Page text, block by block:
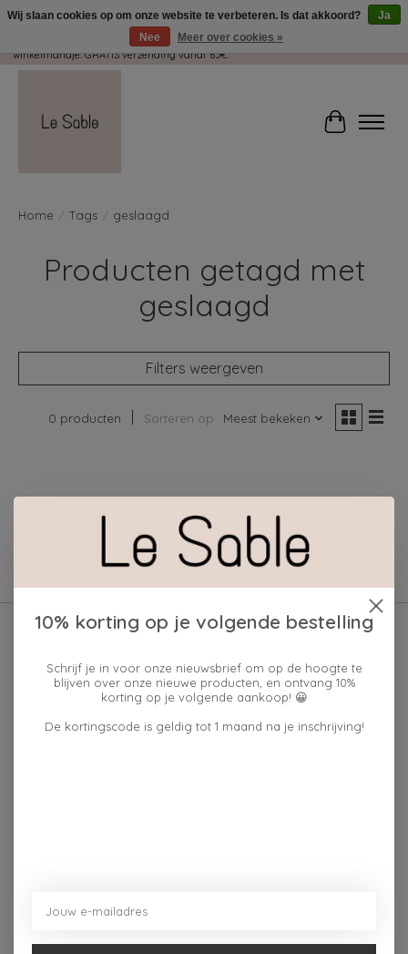
Wij pakken met plezier jouw kadootjes GRATIS in! Duid dit zeker aan in je
winkelmandje. GRATIS verzending vanaf 65€.
Home Tags geslaagd
Producten getagd met
geslaagd
Filters weergeven
0 producten Sorteren op Meest bekeken
Geen producten gevonden!
zaterdag 10u - 17u ---zondag maandag gesloten
Wij slaan cookies op om onze website te verbeteren. Is dat akkoord?
Ja
Nee
Meer over cookies »
10% korting op je volgende bestelling
Schrijf je in voor onze nieuwsbrief om op de hoogte te
blijven over onze nieuwe producten, en ontvang 10%
korting op je volgende aankoop! 😀
De kortingscode is geldig tot 1 maand na je inschrijving!